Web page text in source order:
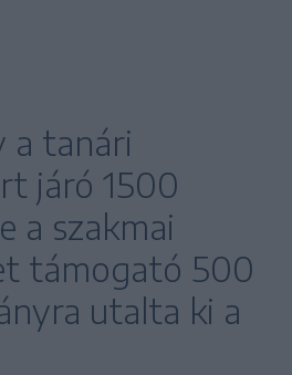
a tanári
járó 1500
a szakmai
támogató 500
utalta ki a